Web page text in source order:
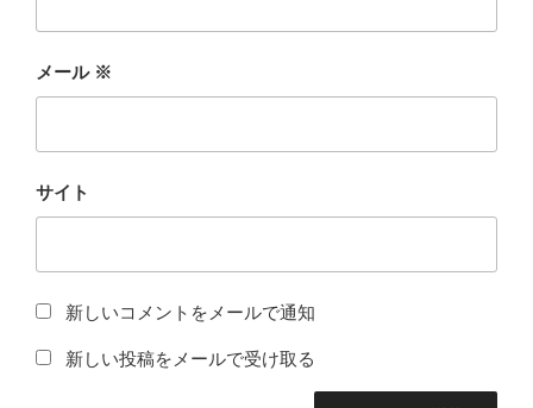
メール ※
サイト
新しいコメントをメールで通知
新しい投稿をメールで受け取る